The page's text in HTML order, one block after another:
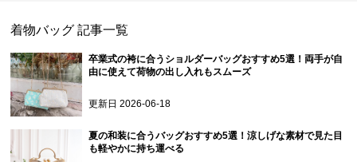
着物バッグ 記事一覧
卒業式の袴に合うショルダーバッグおすすめ5選！両手が自
由に使えて荷物の出し入れもスムーズ
更新日2026-06-18
夏の和装に合うバッグおすすめ5選！涼しげな素材で見た目
も軽やかに持ち運べる